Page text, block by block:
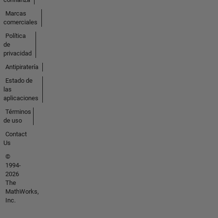
Marcas
comerciales
Política
de
privacidad
Antipiratería
Estado de
las
aplicaciones
Términos
de uso
Contact
Us
©
1994-
2026
The
MathWorks,
Inc.